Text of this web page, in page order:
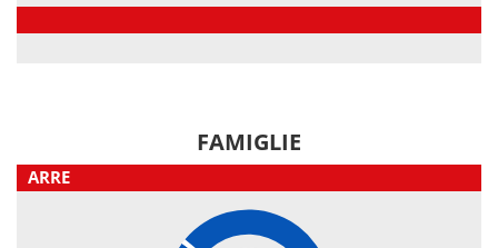
FAMIGLIE
ARRE